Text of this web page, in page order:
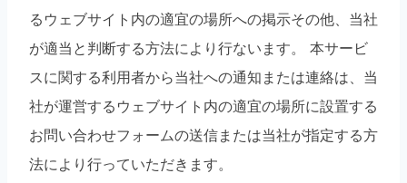
るウェブサイト内の適宜の場所への掲示その他、当社
が適当と判断する方法により行ないます。 本サービ
スに関する利用者から当社への通知または連絡は、当
社が運営するウェブサイト内の適宜の場所に設置する
お問い合わせフォームの送信または当社が指定する方
法により行っていただきます。